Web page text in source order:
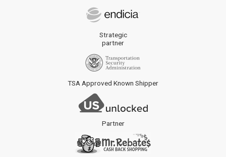
Strategic
partner
TSA Approved Known Shipper
Partner